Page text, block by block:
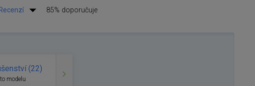
85% doporučuje
(22)
modelu